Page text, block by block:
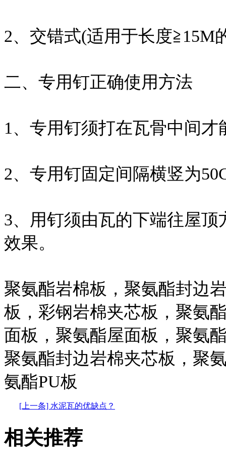
2、交错式(适用于长度≧15M
二、专用钉正确使用方法
1、专用钉须打在瓦骨中间才
2、专用钉固定间隔横竖为
3、用钉须由瓦的下端往屋
效果。
聚氨酯岩棉板，聚氨酯封边
板，彩钢岩棉夹芯板，聚氨
面板，聚氨酯屋面板，聚氨
聚氨酯封边岩棉夹芯板，聚
氨酯PU板
[上一条] 水泥瓦的优缺点？
相关推荐